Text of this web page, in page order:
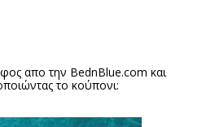
απο την BednBlue.com και
το κούπονι: